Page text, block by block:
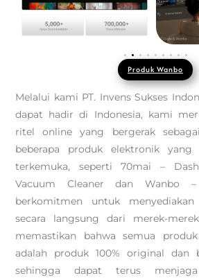
Produk Wanbo
Melalui kami PT. Invens Sukses
dapat hadir di Indonesia, kami
ritel online yang bergerak
beberapa produk elektronik yang
terkemuka, seperti 70mai –
Vacuum Cleaner dan Wanbo
berkomitmen untuk
secara langsung dari merek-
memastikan bahwa semua
adalah produk 100% original dan
sehingga dapat terus